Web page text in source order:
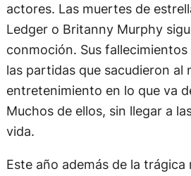
actores. Las muertes de
Ledger o Britanny Murphy
conmoción. Sus
las partidas que sacudieron al
entretenimiento en lo que va
Muchos de ellos, sin llegar a
vida.
Este año además de la trágica